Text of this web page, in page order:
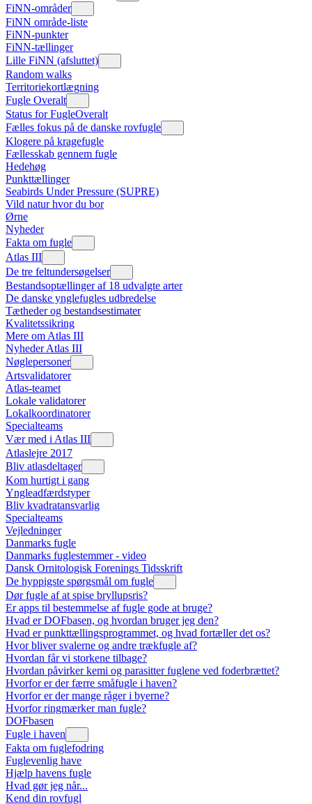
FiNN-områder
FiNN område-liste
FiNN-punkter
FiNN-tællinger
Lille FiNN (afsluttet)
Random walks
Territoriekortlægning
Fugle Overalt
Status for FugleOveralt
Fælles fokus på de danske rovfugle
Klogere på kragefugle
Fællesskab gennem fugle
Hedehøg
Punkttællinger
Seabirds Under Pressure (SUPRE)
Vild natur hvor du bor
Ørne
Nyheder
Fakta om fugle
Atlas III
De tre feltundersøgelser
Bestandsoptællinger af 18 udvalgte arter
De danske ynglefugles udbredelse
Tætheder og bestandsestimater
Kvalitetssikring
Mere om Atlas III
Nyheder Atlas III
Nøglepersoner
Artsvalidatorer
Atlas-teamet
Lokale validatorer
Lokalkoordinatorer
Specialteams
Vær med i Atlas III
Atlaslejre 2017
Bliv atlasdeltager
Kom hurtigt i gang
Yngleadfærdstyper
Bliv kvadratansvarlig
Specialteams
Vejledninger
Danmarks fugle
Danmarks fuglestemmer - video
Dansk Ornitologisk Forenings Tidsskrift
De hyppigste spørgsmål om fugle
Dør fugle af at spise bryllupsris?
Er apps til bestemmelse af fugle gode at bruge?
Hvad er DOFbasen, og hvordan bruger jeg den?
Hvad er punkttællingsprogrammet, og hvad fortæller det os?
Hvor bliver svalerne og andre trækfugle af?
Hvordan får vi storkene tilbage?
Hvordan påvirker kemi og parasitter fuglene ved foderbrættet?
Hvorfor er der færre småfugle i haven?
Hvorfor er der mange råger i byerne?
Hvorfor ringmærker man fugle?
DOFbasen
Fugle i haven
Fakta om fuglefodring
Fuglevenlig have
Hjælp havens fugle
Hvad gør jeg når...
Kend din rovfugl